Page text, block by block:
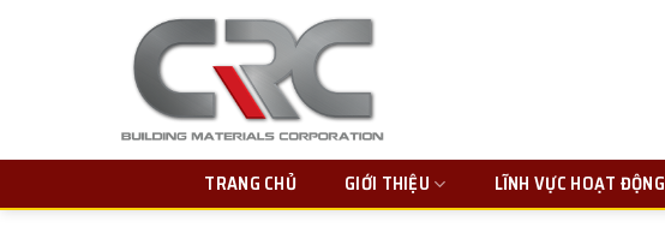
TRANG CHỦ GIỚI THIỆU LĨNH VỰC HOẠT ĐỘNG